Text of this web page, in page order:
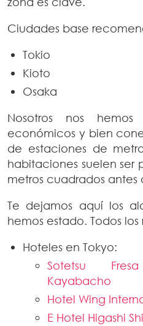
Ciudades base
Tokio
Kioto
Osaka
Nosotros nos
económicos y bien
de estaciones de
habitaciones suelen ser
metros cuadrados antes
Te dejamos aquí los
hemos estado. Todos
Hoteles en Tokyo:
Sotetsu
Kayabacho
Hotel Wing
E Hotel Higashi